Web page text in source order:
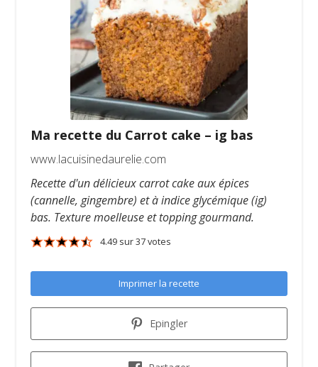
Ma recette du Carrot cake – ig bas
www.lacuisinedaurelie.com
Recette d'un délicieux carrot cake aux épices
(cannelle, gingembre) et à indice glycémique (ig)
bas. Texture moelleuse et topping gourmand.
4.49sur37votes
Imprimer la recette
Epingler